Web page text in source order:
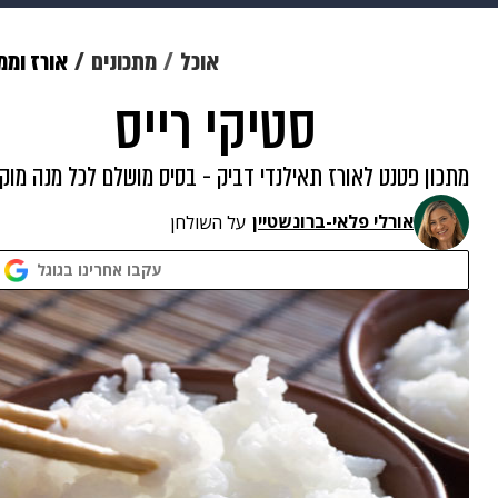
תרבות צבא וביטחון
דיגיטל ויוה
אוכל מתכונים אורז
סטיקי רייס
מתכון פטנט לאורז תאילנדי דביק - בסיס מושלם לכל מנה
אורלי פלאי-ברונשטיין על השולחן
עקבו אחרינו בגוגל